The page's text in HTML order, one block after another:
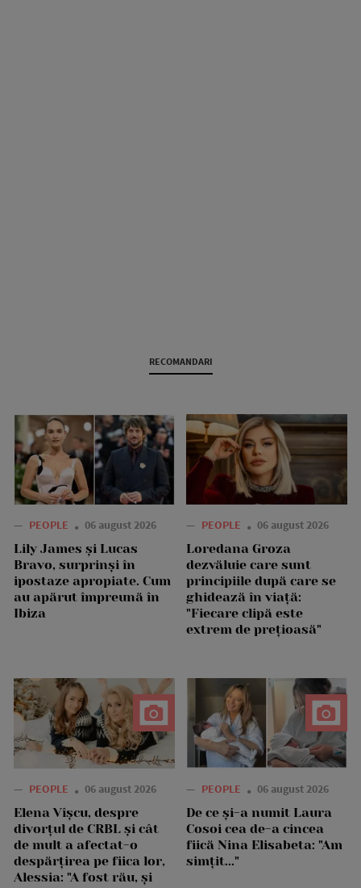
RECOMANDARI
— PEOPLE 06 august 2026
Lily James și Lucas
Bravo, surprinși în
ipostaze apropiate. Cum
au apărut împreună în
Ibiza
— PEOPLE 06 august 2026
Loredana Groza
dezvăluie care sunt
principiile după care se
ghidează în viață:
"Fiecare clipă este
extrem de prețioasă"
— PEOPLE 06 august 2026
Elena Vîșcu, despre
divorțul de CRBL și cât
de mult a afectat-o
despărțirea pe fiica lor,
Alessia: "A fost rău, și
— PEOPLE 06 august 2026
De ce și-a numit Laura
Cosoi cea de-a cincea
fiică Nina Elisabeta: "Am
simțit..."